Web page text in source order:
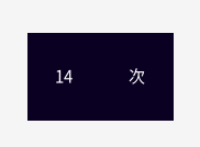
14 次